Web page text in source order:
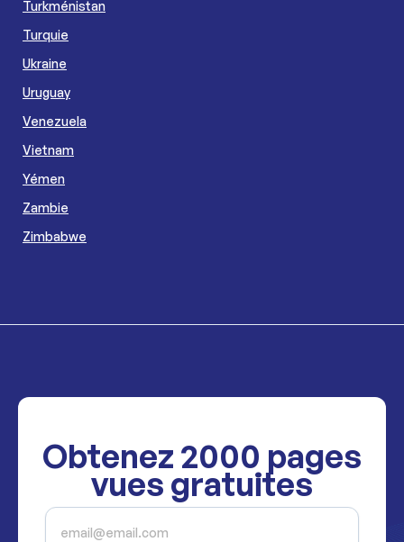
Turkménistan
Turquie
Ukraine
Uruguay
Venezuela
Vietnam
Yémen
Zambie
Zimbabwe
Obtenez 2000 pages
vues gratuites